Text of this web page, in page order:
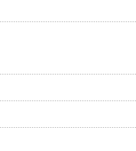
von 0,35 Euro